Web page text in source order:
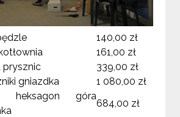
140,00 zł
161,00 zł
prysznic
339,00 zł
gniazdka
1 080,00 zł
heksagon góra
684,00 zł